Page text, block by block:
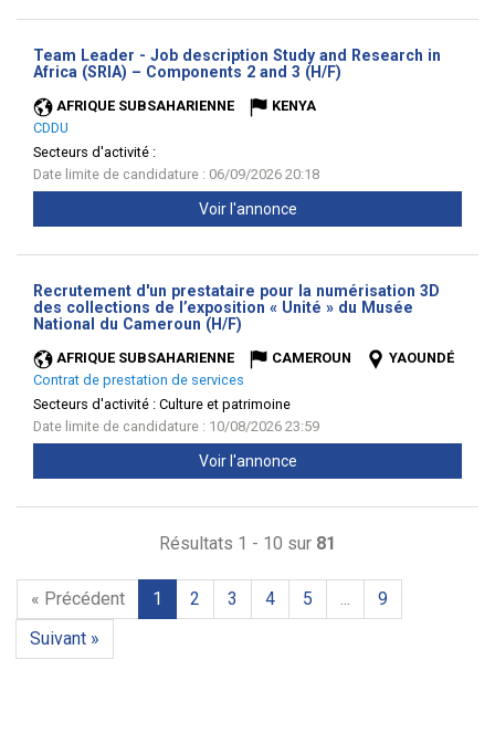
Team Leader - Job description Study and Research in
Africa (SRIA) – Components 2 and 3 (H/F)
AFRIQUE SUBSAHARIENNE
KENYA
CDDU
Secteurs d'activité :
Date limite de candidature : 06/09/2026 20:18
Voir l'annonce
Recrutement d'un prestataire pour la numérisation 3D
des collections de l’exposition « Unité » du Musée
National du Cameroun (H/F)
AFRIQUE SUBSAHARIENNE CAMEROUN
YAOUNDÉ
Contrat de prestation de services
Secteurs d'activité : Culture et patrimoine
Date limite de candidature : 10/08/2026 23:59
Voir l'annonce
Résultats 1 - 10 sur 81
« Précédent 1 2 3 4 5 ...
9
Suivant »